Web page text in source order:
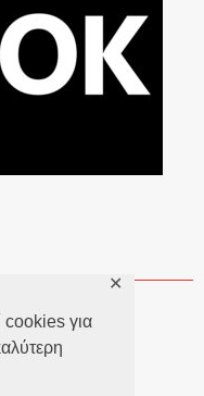
cookies για
✕